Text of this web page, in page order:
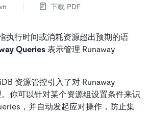
下载 PDF
执行时间或消耗资源超出预期的语
Queries 表示管理 Runaway
资源管控引入了对 Runaway
你可以针对某个资源组设置条件来识
，并自动发起应对操作，防止集